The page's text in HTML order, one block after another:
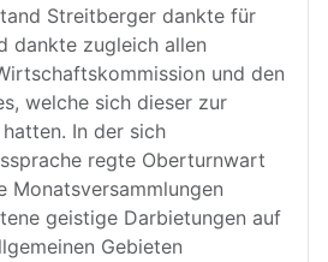
Streitberger dankte für
dankte zugleich allen
und den
welche sich dieser zur
In der sich
regte Oberturnwart
Monatsversammlungen
geistige Darbietungen auf
Gebieten